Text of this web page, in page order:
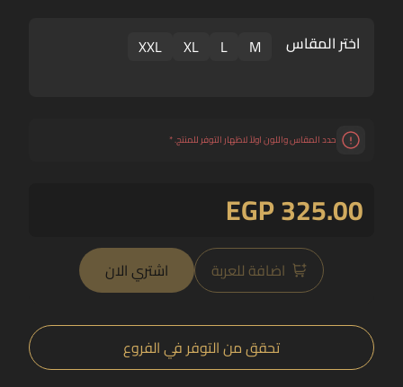
اختر المقاس M
L
XL
XXL
حدد المقاس واللون اولاً لاظهار التوفر للمنتج.*
EGP 325.00
اضافة للعربة اشتري الان
تحقق من التوفر في الفروع